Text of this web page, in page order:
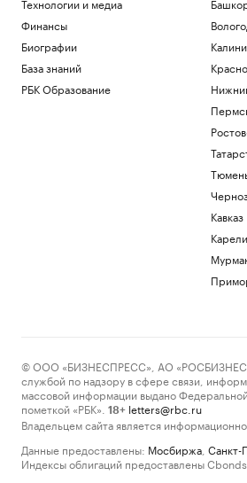
Финансы
Биографии
База знаний
РБК Образование
Кавказ
© ООО «БИЗНЕСПРЕСС», АО
службой по надзору в сфере связи,
массовой информации выдано
пометкой «РБК».
18+ letters@rbc.ru
Владельцем сайта является
Данные предоставлены: Мосбиржа Санкт-
Индексы облигаций предоставлены Cbonds.